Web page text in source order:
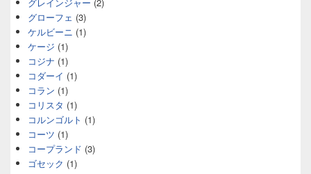
グローフェ (3)
ケルビーニ (1)
ケージ (1)
コジナ (1)
コダーイ (1)
コラン (1)
コリスタ (1)
コルンゴルト (1)
コーツ (1)
コープランド (3)
ゴセック (1)